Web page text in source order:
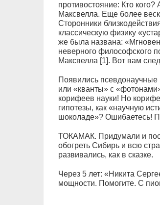
противостояние: Кто
Максвелла. Еще более
Сторонники
классическую физику
же была названа:
неверного философского
Максвелла [1]. Вот вам
Появились псевдонаучные
или «кванты» с
корифеев науки! Но
гипотезы, как «научную
шоколаде»? Ошибаетесь!
ТОКАМАК. Придумали и
обогреть Сибирь и всю
развивались, как в сказке.
Через 5 лет: «Никита
мощности. Помогите. С